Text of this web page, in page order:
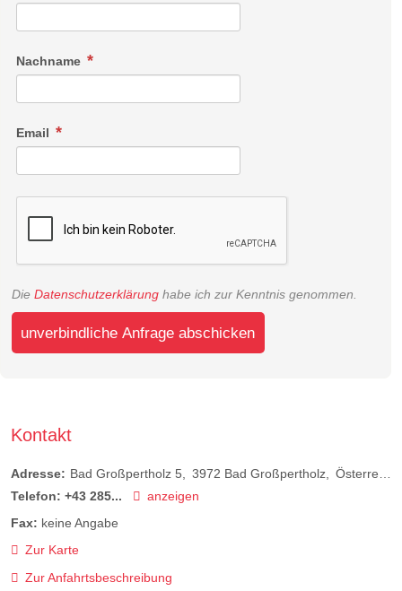
Nachname
Email
Die Datenschutzerklärung habe ich zur Kenntnis genommen.
unverbindliche Anfrage abschicken
Kontakt
Adresse: Bad Großpertholz 5 3972 Bad Großpertholz
Österreich
Telefon: +43 285...
anzeigen
Fax: keine Angabe
Zur Karte
Zur Anfahrtsbeschreibung